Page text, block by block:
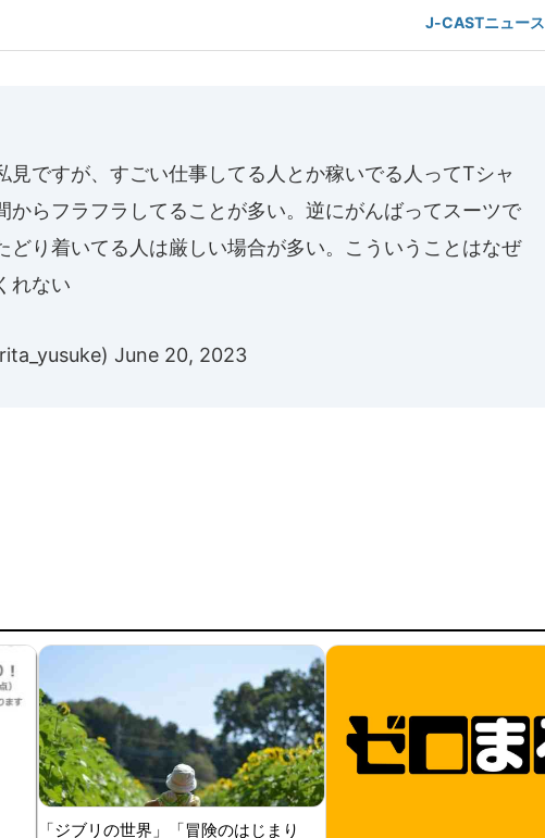
となっている。人工知能基本計画の改定素案めぐり応酬小野田氏は会見で、人
知能基本計画の改定素案を決定したことを報告した。話題を集めているのは、
J-CASTニュース
見ですが、すごい仕事してる人とか稼いでる人ってTシャ
からフラフラしてることが多い。逆にがんばってスーツで
どり着いてる人は厳しい場合が多い。こういうことはなぜ
れない
June 20, 2023
「ジブリの世界」「冒険のはじまり